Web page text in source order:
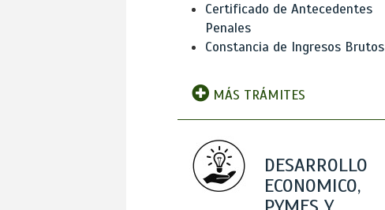
Certificado de Antecedentes
Penales
Constancia de Ingresos Brutos
MÁS TRÁMITES
DESARROLLO
ECONOMICO,